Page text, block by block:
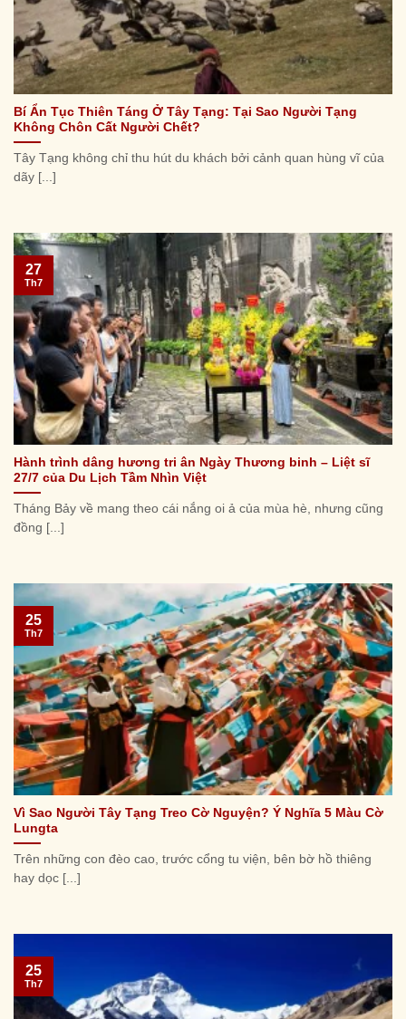
Bí Ẩn Tục Thiên Táng Ở Tây Tạng: Tại Sao Người Tạng
Không Chôn Cất Người Chết?
Tây Tạng không chỉ thu hút du khách bởi cảnh quan hùng vĩ của
dãy [...]
Hành trình dâng hương tri ân Ngày Thương binh – Liệt sĩ
27/7 của Du Lịch Tầm Nhìn Việt
Tháng Bảy về mang theo cái nắng oi ả của mùa hè, nhưng cũng
đồng [...]
27
Th7
Vì Sao Người Tây Tạng Treo Cờ Nguyện? Ý Nghĩa 5 Màu Cờ
Lungta
Trên những con đèo cao, trước cổng tu viện, bên bờ hồ thiêng
hay dọc [...]
25
Th7
25
Th7